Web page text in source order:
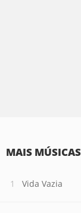
MAIS
Vida Vazia